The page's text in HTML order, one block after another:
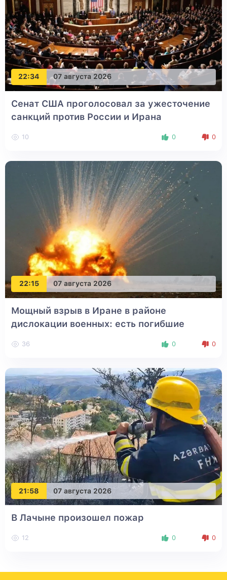
22:34 07 августа 2026
Сенат США проголосовал за ужесточение
санкций против России и Ирана
10 0 0
22:15 07 августа 2026
Мощный взрыв в Иране в районе
дислокации военных: есть погибшие
36 0 0
21:58 07 августа 2026
В Лачыне произошел пожар
12 0 0